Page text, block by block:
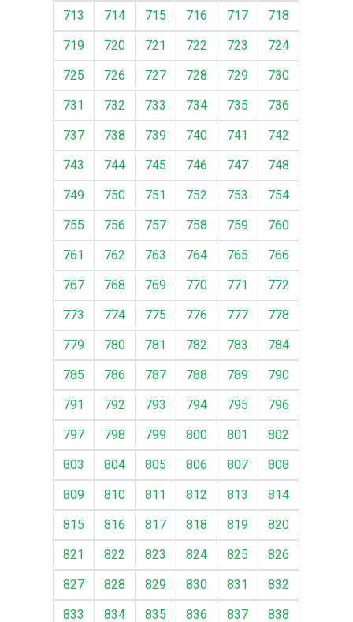
713
714 715 716 717
718
719
720 721 722 723
724
725
726 727 728 729
730
731
732 733 734 735
736
737
738 739 740 741
742
743
744 745 746 747
748
749
750 751 752 753
754
755
756 757 758 759
760
761
762 763 764 765
766
767
768 769 770 771
772
773
774 775 776 777
778
779
780 781 782 783
784
785
786 787 788 789
790
791
792 793 794 795
796
797
798 799 800 801
802
803
804 805 806 807
808
809
810 811 812 813
814
815
816 817 818 819
820
821
822 823 824 825
826
827
828 829 830 831
832
833
834 835 836 837 838